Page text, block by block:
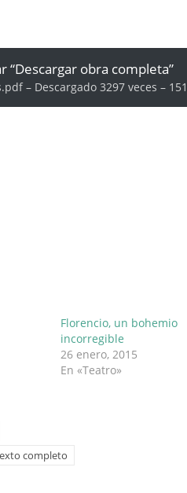
“Descargar obra completa”
– Descargado 3297 veces –
Florencio, un bohemio
incorregible
26 enero, 2015
En «Teatro»
completo